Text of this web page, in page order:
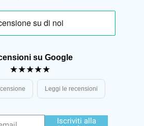
su Google
★★★★★
Leggi le recensioni
Iscriviti alla